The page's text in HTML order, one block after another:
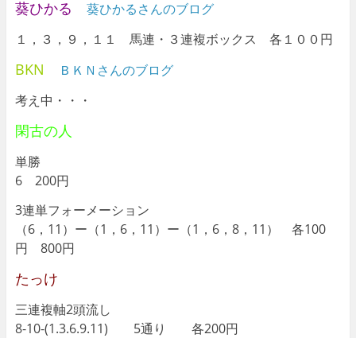
葵ひかる 葵ひかるさんのブログ
１，３，９，１１ 馬連・３連複ボックス 各１００円
BKN
ＢＫＮさんのブログ
考え中・・・
閑古の人
単勝
6 200円
3連単フォーメーション
（6，11）ー（1，6，11）ー（1，6，8，11） 各100
円 800円
たっけ
三連複軸2頭流し
8-10-(1.3.6.9.11) 5通り 各200円